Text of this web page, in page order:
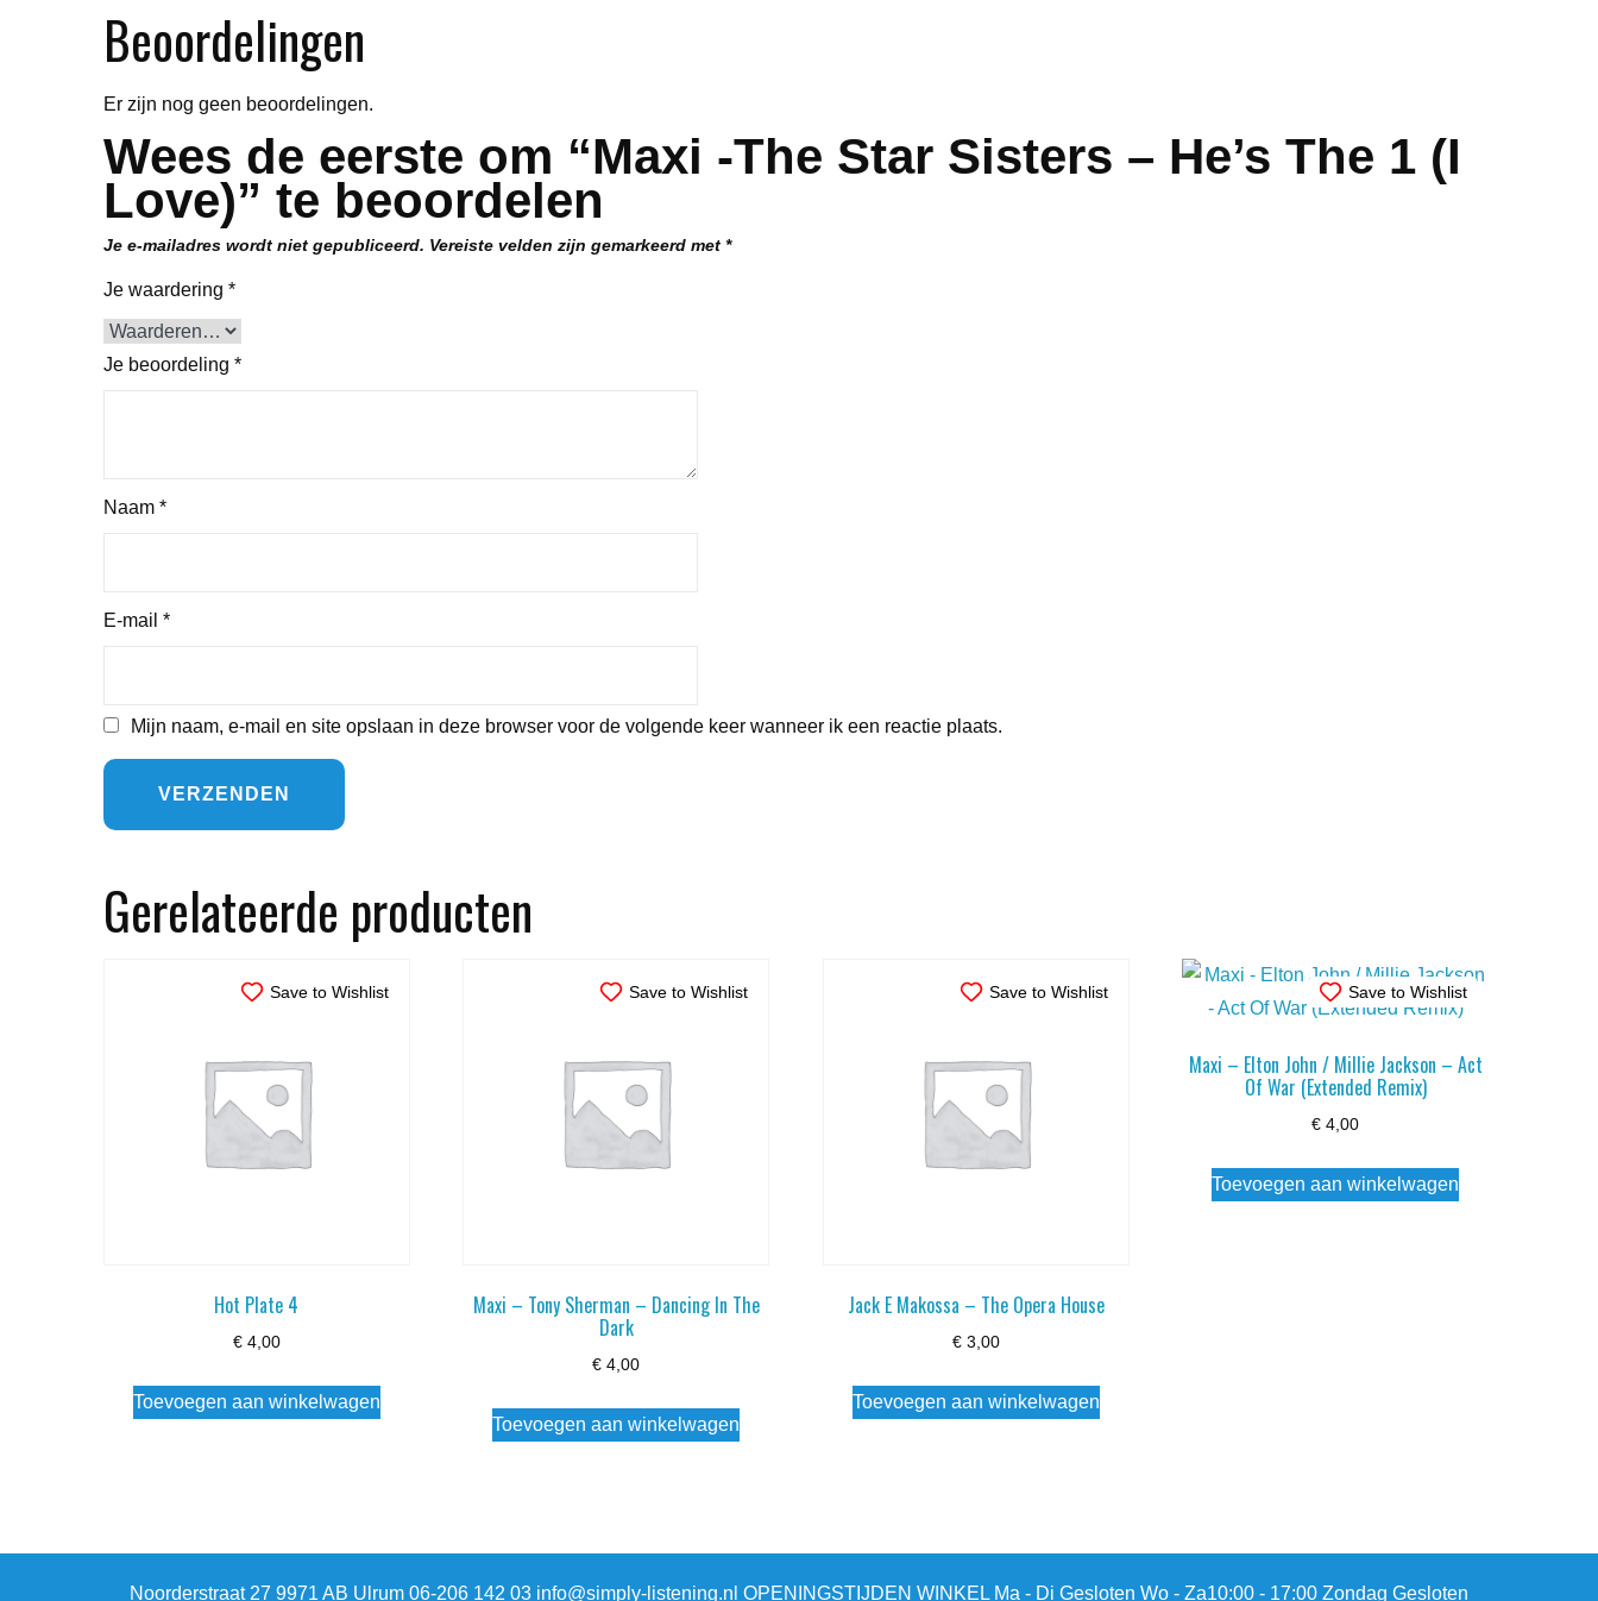
Beoordelingen
Er zijn nog geen beoordelingen.
Wees de eerste om “Maxi -The Star Sisters – He’s The 1 (I
Love)” te beoordelen
Je e-mailadres wordt niet gepubliceerd. Vereiste velden zijn gemarkeerd met *
Je waardering *
Je beoordeling *
Naam *
E-mail *
Mijn naam, e-mail en site opslaan in deze browser voor de volgende keer wanneer ik een reactie plaats.
Gerelateerde producten
Save to Wishlist
Hot Plate 4
€4,00
Toevoegen aan winkelwagen
Save to Wishlist
Maxi – Tony Sherman – Dancing In The
Dark
€ 4,00
Toevoegen aan winkelwagen
Save to Wishlist
Jack E Makossa – The Opera House
€3,00
Toevoegen aan winkelwagen
Save to Wishlist
Maxi – Elton John / Millie Jackson – Act
Of War (Extended Remix)
€ 4,00
Toevoegen aan winkelwagen
Noorderstraat 27 9971 AB Ulrum 06-206 142 03 info@simply-listening.nl OPENINGSTIJDEN WINKEL Ma - Di Gesloten Wo - Za10:00 - 17:00 Zondag Gesloten